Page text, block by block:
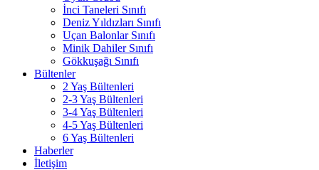
İnci Taneleri Sınıfı
Deniz Yıldızları Sınıfı
Uçan Balonlar Sınıfı
Minik Dahiler Sınıfı
Gökkuşağı Sınıfı
Bültenler
2 Yaş Bültenleri
2-3 Yaş Bültenleri
3-4 Yaş Bültenleri
4-5 Yaş Bültenleri
6 Yaş Bültenleri
Haberler
İletişim